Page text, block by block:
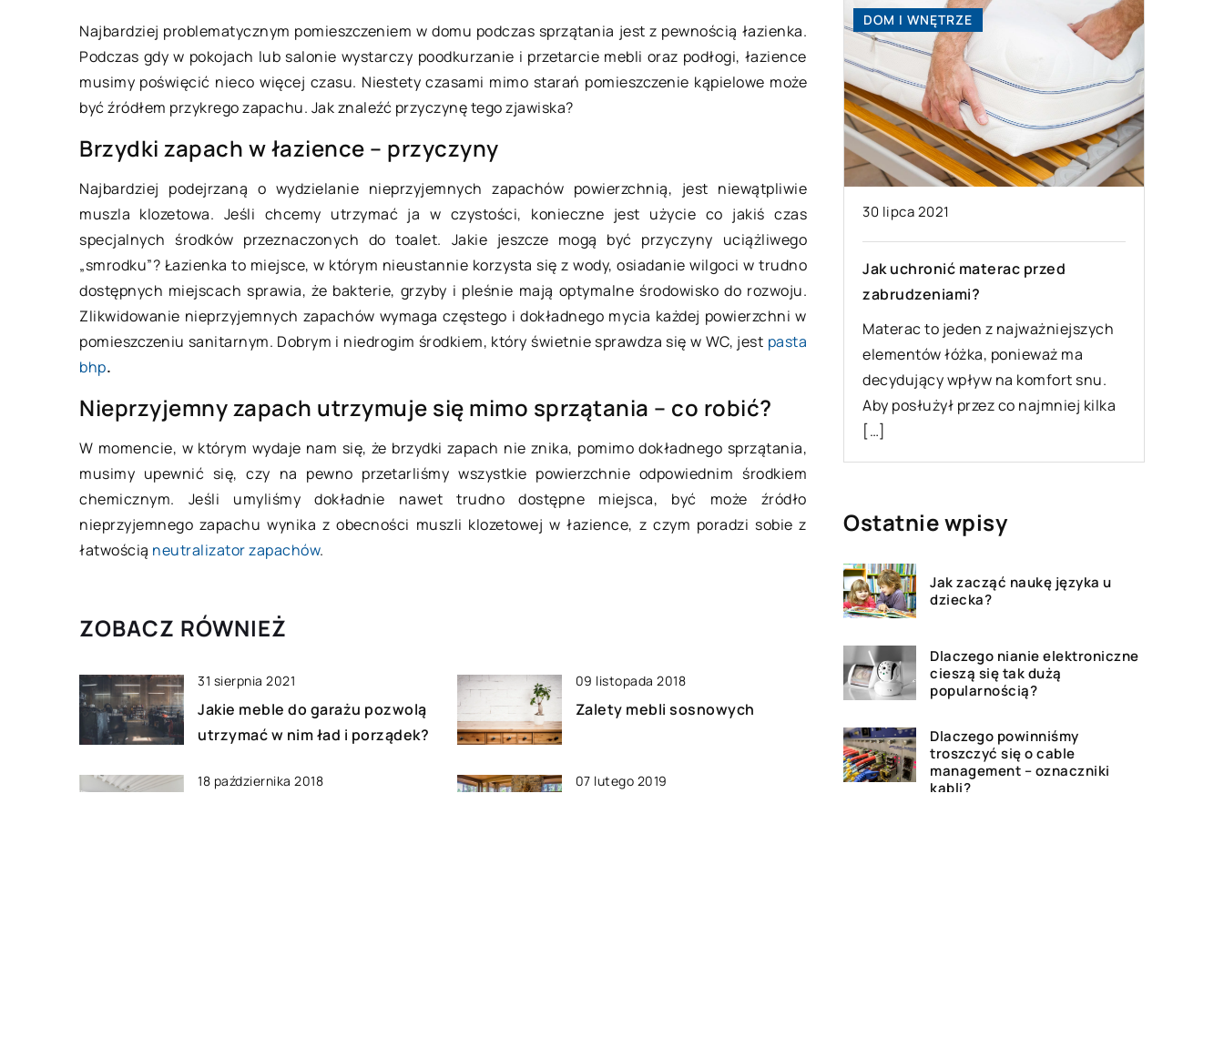
Najbardziej problematycznym pomieszczeniem w domu podczas sprzątania jest z pewnością łazienka.
Podczas gdy w pokojach lub salonie wystarczy poodkurzanie i przetarcie mebli oraz podłogi, łazience
musimy poświęcić nieco więcej czasu. Niestety czasami mimo starań pomieszczenie kąpielowe może
być źródłem przykrego zapachu. Jak znaleźć przyczynę tego zjawiska?
Brzydki zapach w łazience – przyczyny
Najbardziej podejrzaną o wydzielanie nieprzyjemnych zapachów powierzchnią, jest niewątpliwie
muszla klozetowa. Jeśli chcemy utrzymać ja w czystości, konieczne jest użycie co jakiś czas
specjalnych środków przeznaczonych do toalet. Jakie jeszcze mogą być przyczyny uciążliwego
„smrodku”? Łazienka to miejsce, w którym nieustannie korzysta się z wody, osiadanie wilgoci w trudno
dostępnych miejscach sprawia, że bakterie, grzyby i pleśnie mają optymalne środowisko do rozwoju.
Zlikwidowanie nieprzyjemnych zapachów wymaga częstego i dokładnego mycia każdej powierzchni w
pomieszczeniu sanitarnym. Dobrym i niedrogim środkiem, który świetnie sprawdza się w WC, jest pasta
bhp.
Nieprzyjemny zapach utrzymuje się mimo sprzątania – co robić?
W momencie, w którym wydaje nam się, że brzydki zapach nie znika, pomimo dokładnego sprzątania,
musimy upewnić się, czy na pewno przetarliśmy wszystkie powierzchnie odpowiednim środkiem
chemicznym. Jeśli umyliśmy dokładnie nawet trudno dostępne miejsca, być może źródło
nieprzyjemnego zapachu wynika z obecności muszli klozetowej w łazience, z czym poradzi sobie z
łatwością neutralizator zapachów.
ZOBACZ RÓWNIEŻ
31 sierpnia 2021
Jakie meble do garażu pozwolą
utrzymać w nim ład i porządek?
09 listopada 2018
Zalety mebli sosnowych
18 października 2018 07 lutego 2019
04 grudnia 2017
Co to są linie technologiczne?
Linią technologiczną określa się
zgrupowanie w odpowiedniej
procesu technologicznego, czyli […]
18 września 2018
Dla kogo catering dietetyczny?
Wszyscy chcemy wyglądać pięknie i
zdrowo. Nie osiągniemy
wymarzonego stanu bez zadbania o
powiedzenie, […]
DOM I WNĘTRZE
30 lipca 2021
Jak uchronić materac przed
zabrudzeniami?
Materac to jeden z najważniejszych
elementów łóżka, ponieważ ma
decydujący wpływ na komfort snu.
Aby posłużył przez co najmniej kilka
[…]
Ostatnie wpisy
Jak zacząć naukę języka u
dziecka?
Dlaczego nianie elektroniczne
cieszą się tak dużą
popularnością?
Dlaczego powinniśmy
troszczyć się o cable
management – oznaczniki
kabli?